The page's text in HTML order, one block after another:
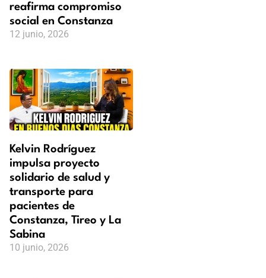
reafirma compromiso
social en Constanza
12 junio, 2026
Kelvin Rodríguez
impulsa proyecto
solidario de salud y
transporte para
pacientes de
Constanza, Tireo y La
Sabina
10 junio, 2026